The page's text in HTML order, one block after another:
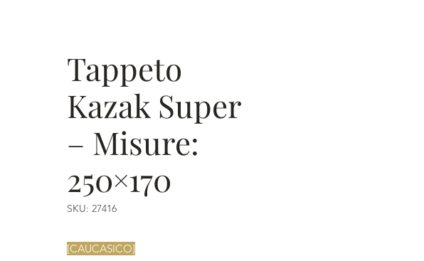
Tappeto
Kazak Super
– Misure:
250×170
SKU: 27416
[CAUCASICO]